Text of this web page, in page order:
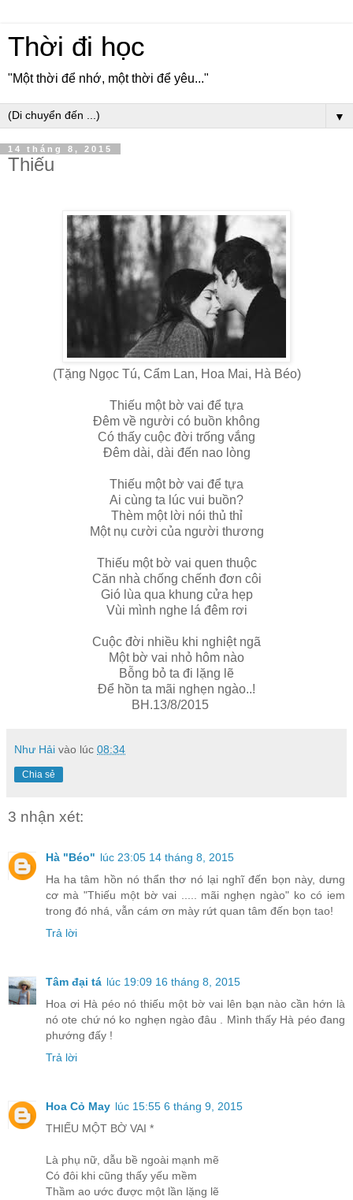
Thời đi học
"Một thời để nhớ, một thời để yêu..."
▼
14 tháng 8, 2015
Thiếu
(Tặng Ngọc Tú, Cẩm Lan, Hoa Mai, Hà Béo)
Thiếu một bờ vai để tựa
Đêm về người có buồn không
Có thấy cuộc đời trống vắng
Đêm dài, dài đến nao lòng
Thiếu một bờ vai để tựa
Ai cùng ta lúc vui buồn?
Thèm một lời nói thủ thỉ
Một nụ cười của người thương
Thiếu một bờ vai quen thuộc
Căn nhà chống chếnh đơn côi
Gió lùa qua khung cửa hẹp
Vùi mình nghe lá đêm rơi
Cuộc đời nhiều khi nghiệt ngã
Một bờ vai nhỏ hôm nào
Bỗng bỏ ta đi lặng lẽ
Để hồn ta mãi nghẹn ngào..!
BH.13/8/2015
Như Hải vào lúc 08:34
Chia sẻ
3 nhận xét:
Hà "Béo" lúc 23:05 14 tháng 8, 2015
Ha ha tâm hồn nó thẩn thơ nó lại nghĩ đến bọn này, dưng
cơ mà "Thiếu một bờ vai ..... mãi nghẹn ngào" ko có iem
trong đó nhá, vẫn cám ơn mày rứt quan tâm đến bọn tao!
Trả lời
Tâm đại tá lúc 19:09 16 tháng 8, 2015
Hoa ơi Hà péo nó thiếu một bờ vai lên bạn nào cần hớn là
nó ote chứ nó ko nghẹn ngào đâu . Mình thấy Hà péo đang
phướng đấy !
Trả lời
Hoa Cỏ May lúc 15:55 6 tháng 9, 2015
THIẾU MỘT BỜ VAI *
Là phụ nữ, dẫu bề ngoài mạnh mẽ
Có đôi khi cũng thấy yếu mềm
Thầm ao ước được một lần lặng lẽ